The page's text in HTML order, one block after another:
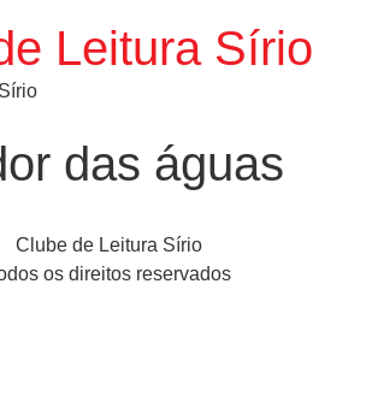
Leitura Sírio
das águas
Clube de Leitura Sírio
os direitos reservados